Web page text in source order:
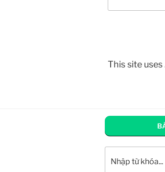
This site